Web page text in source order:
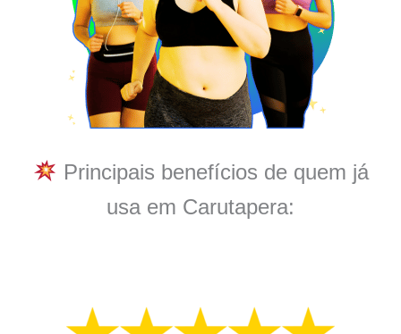
Principais benefícios de quem já
usa em Carutapera: